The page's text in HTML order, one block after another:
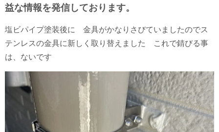
益な情報を発信しております。
塩ビパイプ塗装後に 金具がかなりさびていましたのでス
テンレスの金具に新しく取り替えました これで錆びる事
は、ないです